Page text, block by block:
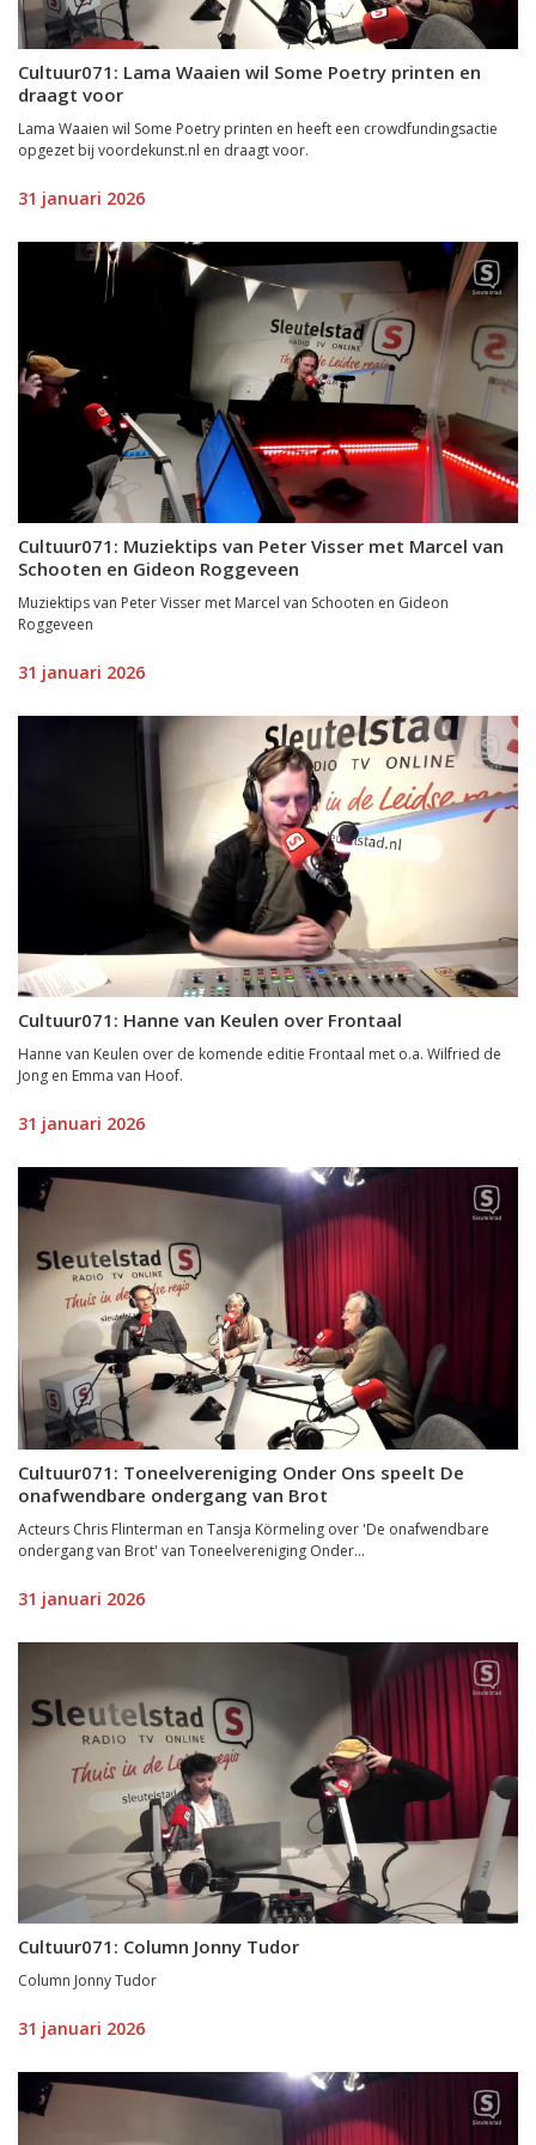
Cultuur071: Lama Waaien wil Some Poetry printen en
draagt voor
Lama Waaien wil Some Poetry printen en heeft een crowdfundingsactie
opgezet bij voordekunst.nl en draagt voor.
31 januari 2026
Cultuur071: Muziektips van Peter Visser met Marcel van
Schooten en Gideon Roggeveen
Muziektips van Peter Visser met Marcel van Schooten en Gideon
Roggeveen
31 januari 2026
Cultuur071: Hanne van Keulen over Frontaal
Hanne van Keulen over de komende editie Frontaal met o.a. Wilfried de
Jong en Emma van Hoof.
31 januari 2026
Cultuur071: Toneelvereniging Onder Ons speelt De
onafwendbare ondergang van Brot
Acteurs Chris Flinterman en Tansja Körmeling over 'De onafwendbare
ondergang van Brot' van Toneelvereniging Onder...
31 januari 2026
Cultuur071: Column Jonny Tudor
Column Jonny Tudor
31 januari 2026